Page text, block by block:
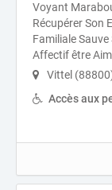
Voyant
Récupérer Son
Familiale
Affectif être
Vittel
Accès aux